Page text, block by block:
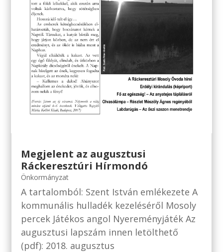
Megjelent az augusztusi
Ráckeresztúri Hírmondó
Önkormányzat
A tartalomból: Szent István emlékezete A
kommunális hulladék kezeléséről Mosoly
percek Játékos angol Nyereményjáték Az
augusztusi lapszám innen letölthető
(pdf): 2018. augusztus